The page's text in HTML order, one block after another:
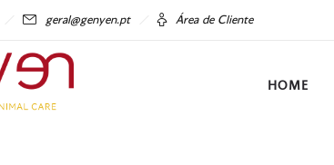
geral@genyen.pt Área de Cliente
HOME